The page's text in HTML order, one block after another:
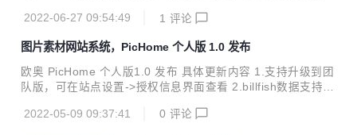
自动生成展示网站。支持添加颜色，标签，描述，评分等...
缩略图转换开关，站点设置增加存储位置设置，存储位置目前
开启关闭，将控制普通目录图片类文件缩略图和颜色信息获
取，支持GD和imagick两种设置，其中imagick将支持特殊格
式图片缩略图获取， 包括并不限于ai、psd等格式，具体支持
闭，将控制普通目录音视频类文件缩略图和信息获取，支持
2022-06-27 09:54:49 1 评论
图片素材网站系统，PicHome 个人版 1.0 发布
欧奥 PicHome 个人版1.0 发布 具体更新内容 1.支持升级到团
队版，可在站点设置->授权信息界面查看 2.billfish数据支持，
eagle数据支持，修复eagle导入更新数据时目录数据异常问题
2022-05-09 09:37:41 0 评论